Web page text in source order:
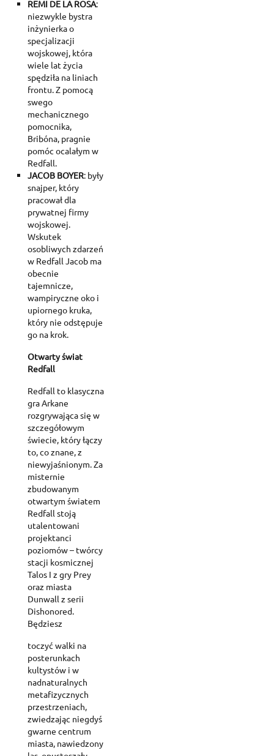
Create wishlist
REMI DE LA ROSA:
niezwykle bystra
inżynierka o
specjalizacji
wojskowej, która
wiele lat życia
spędziła na liniach
frontu. Z pomocą
swego
mechanicznego
pomocnika,
Bribóna, pragnie
pomóc ocalałym w
Redfall.
JACOB BOYER: były
snajper, który
pracował dla
prywatnej firmy
wojskowej.
Wskutek
osobliwych zdarzeń
w Redfall Jacob ma
obecnie
tajemnicze,
wampiryczne oko i
upiornego kruka,
który nie odstępuje
go na krok.
Otwarty świat
Redfall
Redfall to klasyczna
gra Arkane
rozgrywająca się w
szczegółowym
świecie, który łączy
to, co znane, z
niewyjaśnionym. Za
misternie
zbudowanym
otwartym światem
Redfall stoją
utalentowani
projektanci
poziomów – twórcy
stacji kosmicznej
Talos I z gry Prey
oraz miasta
Dunwall z serii
Dishonored.
Będziesz
toczyć walki na
posterunkach
kultystów i w
nadnaturalnych
metafizycznych
przestrzeniach,
zwiedzając niegdyś
gwarne centrum
miasta, nawiedzony